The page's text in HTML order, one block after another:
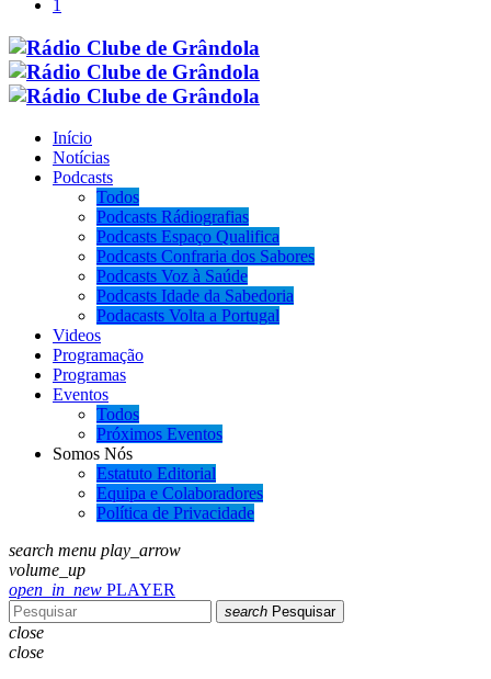
Início
Notícias
Podcasts
Todos
Podcasts Rádiografias
Podcasts Espaço Qualifica
Podcasts Confraria dos Sabores
Podcasts Voz à Saúde
Podcasts Idade da Sabedoria
Podacasts Volta a Portugal
Videos
Programação
Programas
Eventos
Todos
Próximos Eventos
Somos Nós
Estatuto Editorial
Equipa e Colaboradores
Política de Privacidade
search menu play_arrow
volume_up
open_in_new PLAYER
search Pesquisar
close
close